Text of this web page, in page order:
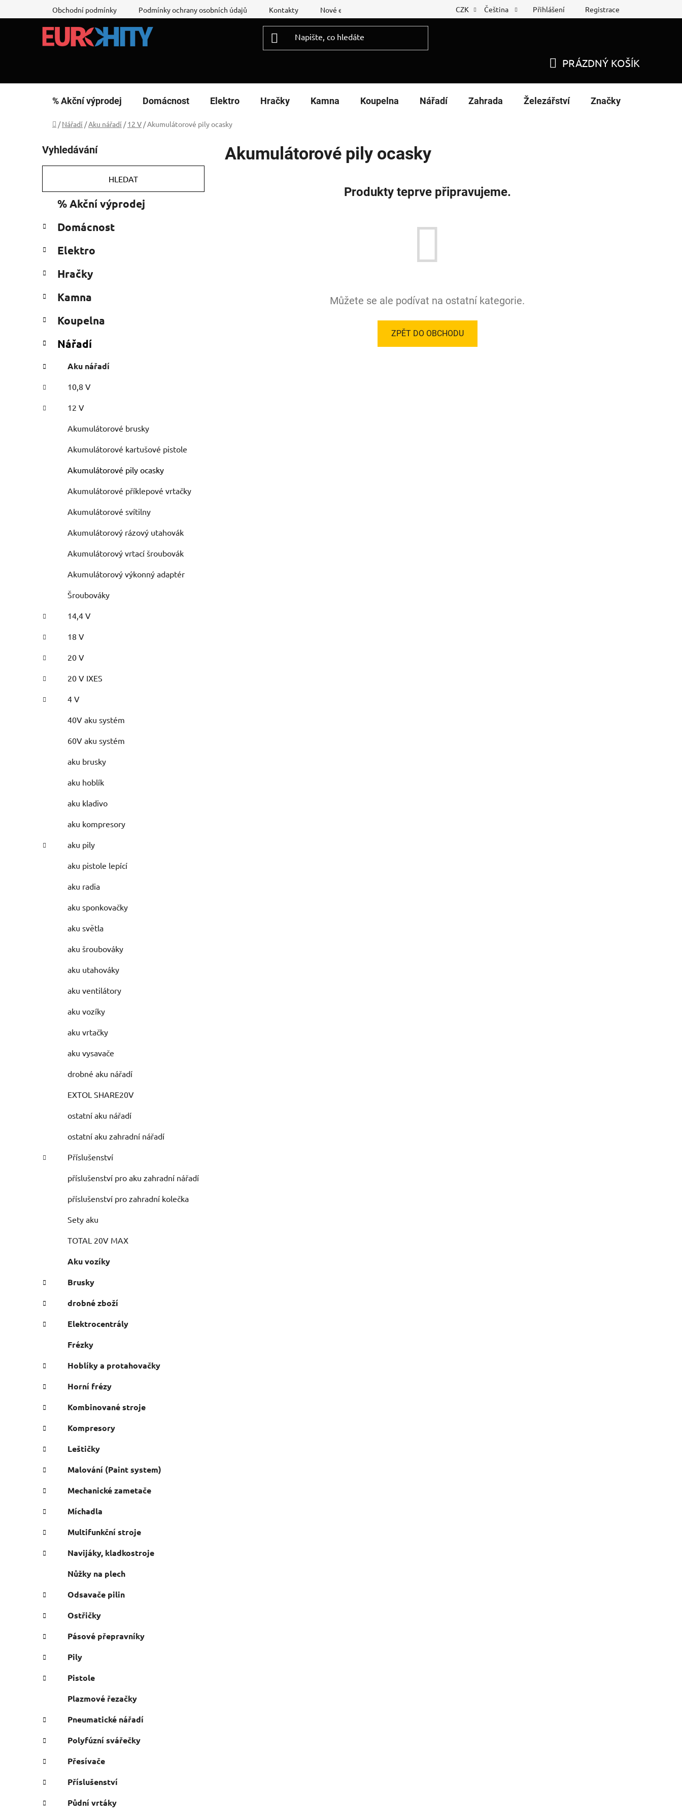
na
Obchodní podmínky Podmínky ochrany osobních údajů Kontakty Nové energetické štítky Reklamační list Nákup na splátky
CZK Čeština Přihlášení Registrace
KOŠÍK
PRÁZDNÝ KOŠÍK
% Akční výprodej Domácnost Elektro Hračky Kamna Koupelna Nářadí Zahrada Železářství Značky
Domů
/ Nářadí / Aku nářadí / 12 V / Akumulátorové pily ocasky
o
s
r
n
í
a
e
Vyhledávání
HLEDAT
kategorie
e
o
i
% Akční výprodej
Domácnost
Elektro
Hračky
Kamna
Koupelna
Nářadí
Aku nářadí
10,8 V
12 V
Akumulátorové brusky
Akumulátorové kartušové pistole
Akumulátorové pily ocasky
Akumulátorové příklepové vrtačky
Akumulátorové svítilny
Akumulátorový rázový utahovák
Akumulátorový vrtací šroubovák
Akumulátorový výkonný adaptér
Šroubováky
14,4 V
18 V
20 V
20 V IXES
4 V
40V aku systém
60V aku systém
aku brusky
aku hoblík
aku kladivo
aku kompresory
aku pily
aku pistole lepící
aku radia
aku sponkovačky
aku světla
aku šroubováky
aku utahováky
aku ventilátory
aku vozíky
aku vrtačky
aku vysavače
drobné aku nářadí
EXTOL SHARE20V
ostatní aku nářadí
ostatní aku zahradní nářadí
Příslušenství
příslušenství pro aku zahradní nářadí
příslušenství pro zahradní kolečka
Sety aku
TOTAL 20V MAX
Aku vozíky
Brusky
drobné zboží
Elektrocentrály
Frézky
Hoblíky a protahovačky
Horní frézy
Kombinované stroje
Kompresory
Leštičky
Malování (Paint system)
Mechanické zametače
Míchadla
Multifunkční stroje
Navijáky, kladkostroje
Nůžky na plech
Odsavače pilin
Ostřičky
Pásové přepravníky
Pily
Pistole
Plazmové řezačky
Pneumatické nářadí
Polyfúzní svářečky
Přesívače
Příslušenství
Půdní vrtáky
Akumulátorové pily ocasky
Produkty teprve připravujeme.
Můžete se ale podívat na ostatní kategorie.
ZPĚT DO OBCHODU